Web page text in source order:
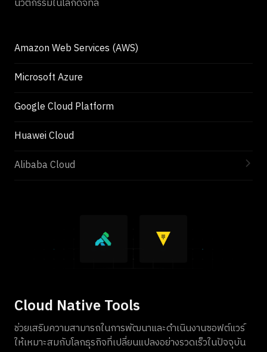
นวัตกรรมในโลกดิจิทัล
Amazon Web Services (AWS)
Microsoft Azure
Google Cloud Platform
Huawei Cloud
Alibaba Cloud
Cloud Native Tools
ช่วยเสริมความสามารถในการพัฒนาและดำเนินงานซอฟต์แวร์
ให้เหมาะสมกับโลกธุรกิจที่เปลี่ยนแปลงอย่างรวดเร็วในปัจจุบัน